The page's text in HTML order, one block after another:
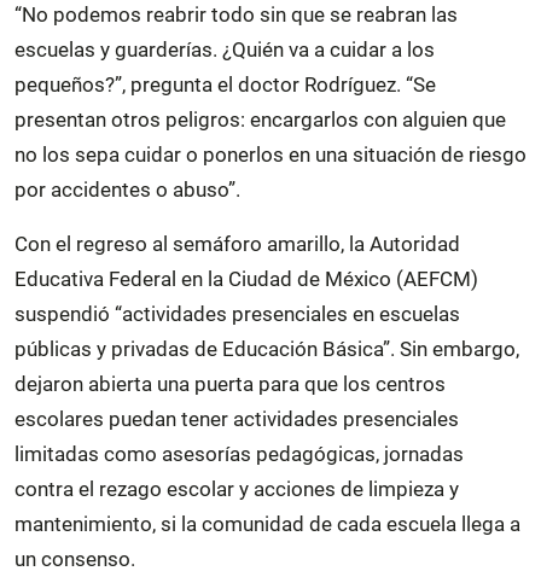
“No podemos reabrir todo sin que se reabran las
escuelas y guarderías. ¿Quién va a cuidar a los
pequeños?”, pregunta el doctor Rodríguez. “Se
presentan otros peligros: encargarlos con alguien que
no los sepa cuidar o ponerlos en una situación de riesgo
por accidentes o abuso”.
Con el regreso al semáforo amarillo, la Autoridad
Educativa Federal en la Ciudad de México (AEFCM)
suspendió “actividades presenciales en escuelas
públicas y privadas de Educación Básica”. Sin embargo,
dejaron abierta una puerta para que los centros
escolares puedan tener actividades presenciales
limitadas como asesorías pedagógicas, jornadas
contra el rezago escolar y acciones de limpieza y
mantenimiento, si la comunidad de cada escuela llega a
un consenso.